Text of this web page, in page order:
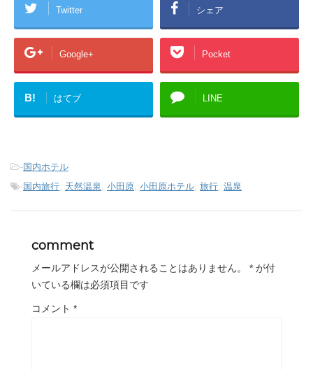
Twitter シェア
Google+ Pocket
B! はてブ LINE
-国内ホテル
-国内旅行 天然温泉 小田原 小田原ホテル 旅行 温泉
comment
メールアドレスが公開されることはありません。 * が付
いている欄は必須項目です
コメント *